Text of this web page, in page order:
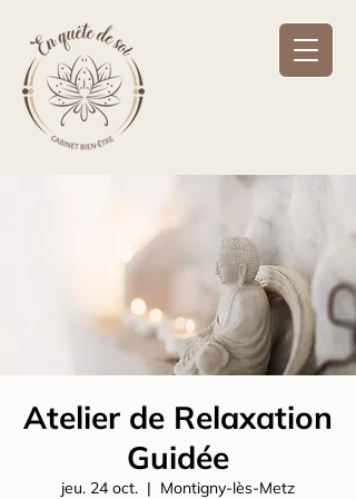
Atelier de Relaxation
Guidée
jeu. 24 oct.
  |
Montigny-lès-Metz